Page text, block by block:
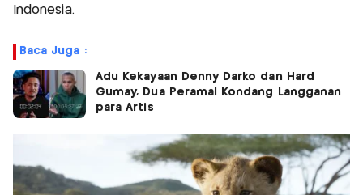
Indonesia.
Baca Juga :
Adu Kekayaan Denny Darko dan Hard
Gumay, Dua Peramal Kondang Langganan
para Artis